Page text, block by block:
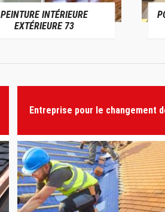
PEINTURE INTÉRIEURE
EXTÉRIEURE 73
Entreprise pour le changement